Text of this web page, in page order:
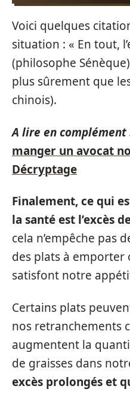
Voici quelques
situation : « En tout,
(philosophe
plus sûrement que
chinois).
A lire en complément
manger un avocat
Décryptage
Finalement, ce qui
la santé est l’excès
cela n’empêche pas
des plats à
satisfont notre
Certains plats
nos retranchements
augmentent la
de graisses dans
excès prolongés et